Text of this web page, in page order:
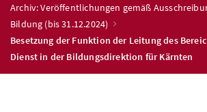
Archiv: Veröffentlichungen gemäß
Bildung (bis 31.12.2024)
Besetzung der Funktion der Leitung des
Dienst in der Bildungsdirektion für Kärnten